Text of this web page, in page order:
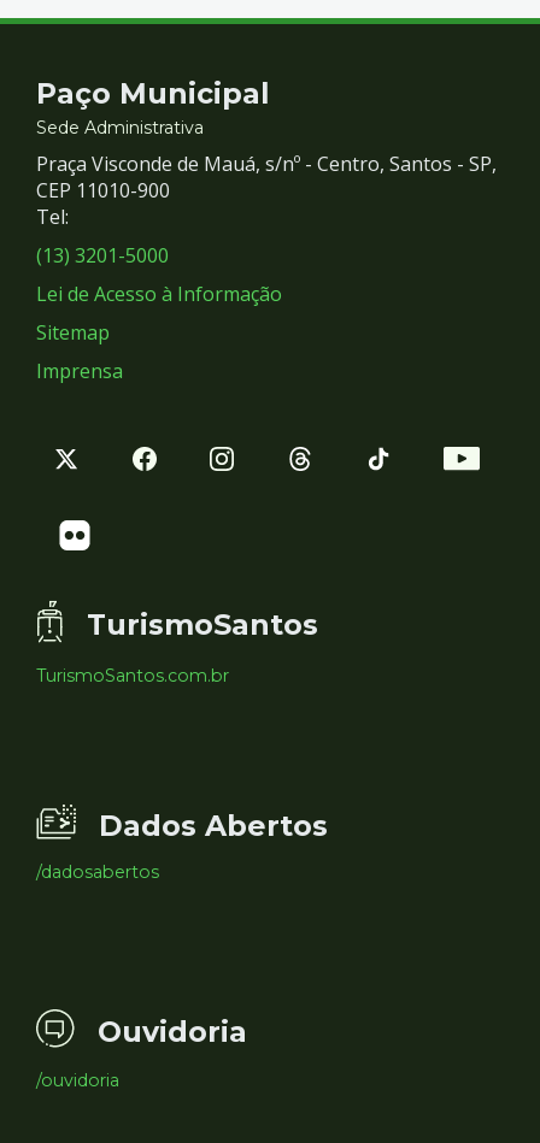
Contato
e
Redes
Sociais
Paço Municipal
Sede Administrativa
Praça Visconde de Mauá, s/nº - Centro, Santos - SP,
CEP 11010-900
Tel:
(13) 3201-5000
Lei de Acesso à Informação
Sitemap
Imprensa
TurismoSantos
TurismoSantos.com.br
Dados Abertos
/dadosabertos
Ouvidoria
/ouvidoria